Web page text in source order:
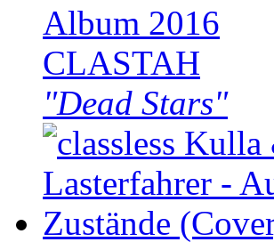
Album 2016
CLASTAH
"Dead Stars"